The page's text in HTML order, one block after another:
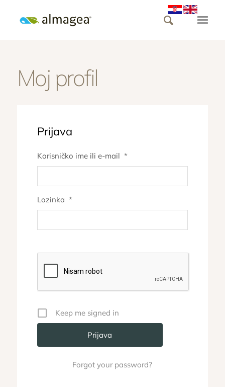
Moj profil
Prijava
Korisničko ime ili e-mail *
Lozinka *
Keep me signed in
Forgot your password?